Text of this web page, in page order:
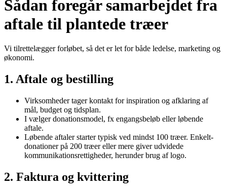
Sådan foregår samarbejdet fra
aftale til plantede træer
Vi tilrettelægger forløbet, så det er let for både ledelse, marketing og
økonomi.
1. Aftale og bestilling
Virksomheder tager kontakt for inspiration og afklaring af
mål, budget og tidsplan.
I vælger donationsmodel, fx engangsbeløb eller løbende
aftale.
Løbende aftaler starter typisk ved mindst 100 træer. Enkelt-
donationer på 200 træer eller mere giver udvidede
kommunikationsrettigheder, herunder brug af logo.
2. Faktura og kvittering